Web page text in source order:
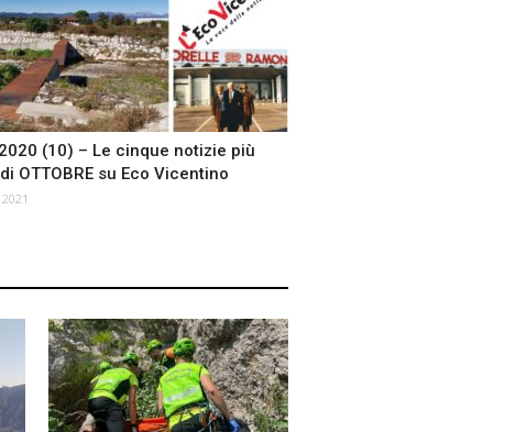
2020 (10) – Le cinque notizie più
OTTOBRE su Eco Vicentino